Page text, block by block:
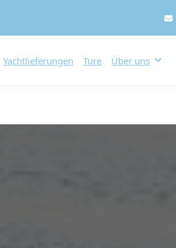
Yachtlieferungen Ture Über uns